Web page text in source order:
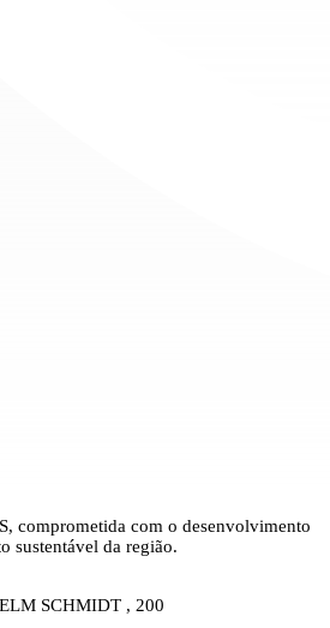
comprometida com o desenvolvimento
sustentável da região.
SCHMIDT , 200